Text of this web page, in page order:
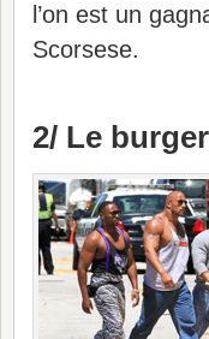
l’on est un
Scorsese.
2/ Le burger